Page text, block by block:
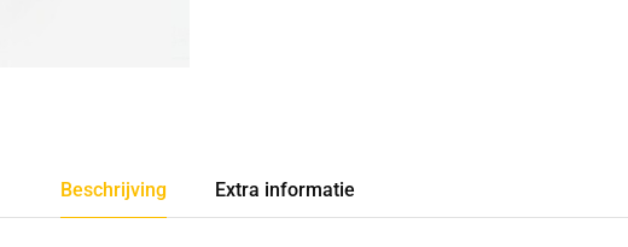
Beschrijving Extra informatie